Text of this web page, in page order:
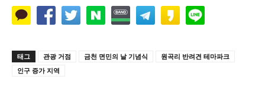
태그 관광 거점 금천 면민의 날 기념식
원곡리 반려견 테마파크
인구 증가 지역